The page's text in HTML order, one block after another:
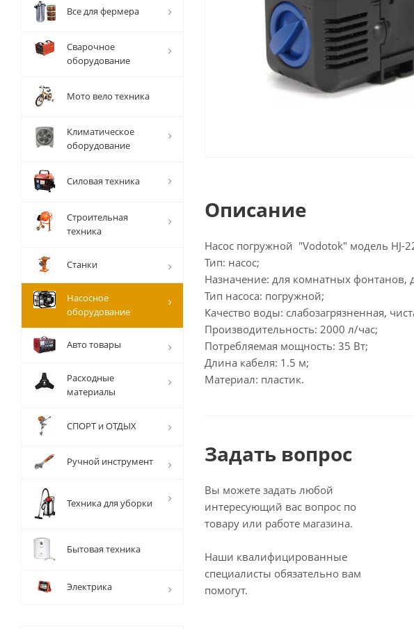
Описание
Насос погружной "Vodotok" модель HJ-
Тип: насос;
Назначение: для комнатных фонтанов,
Тип насоса: погружной;
Качество воды: слабозагрязненная,
Производительность: 2000 л/час;
Потребляемая мощность: 35 Вт;
Длина кабеля: 1.5 м;
Материал: пластик.
Задать вопрос
Вы можете задать любой
интересующий вас вопрос по
товару или работе магазина.
Наши квалифицированные
специалисты обязательно вам
помогут.
Все для фермера
Сварочное
оборудование
Мото вело техника
Климатическое
оборудование
Силовая техника
Строительная
техника
Станки
Насосное
оборудование
Авто товары
Расходные
материалы
СПОРТ и ОТДЫХ
Ручной инструмент
Техника для уборки
Бытовая техника
Электрика